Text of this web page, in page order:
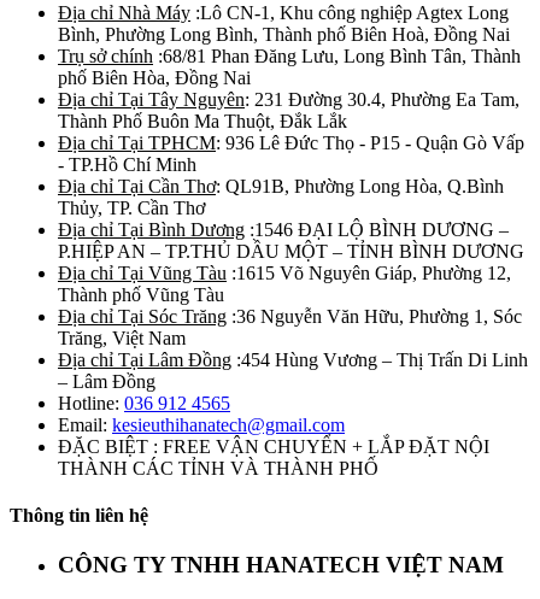
Địa chỉ Nhà Máy :Lô CN-1, Khu công nghiệp Agtex Long
Bình, Phường Long Bình, Thành phố Biên Hoà, Đồng Nai
Trụ sở chính :68/81 Phan Đăng Lưu, Long Bình Tân, Thành
phố Biên Hòa, Đồng Nai
Địa chỉ Tại Tây Nguyên: 231 Đường 30.4, Phường Ea Tam,
Thành Phố Buôn Ma Thuột, Đắk Lắk
Địa chỉ Tại TPHCM: 936 Lê Đức Thọ - P15 - Quận Gò Vấp
- TP.Hồ Chí Minh
Địa chỉ Tại Cần Thơ: QL91B, Phường Long Hòa, Q.Bình
Thủy, TP. Cần Thơ
Địa chỉ Tại Bình Dương :1546 ĐẠI LỘ BÌNH DƯƠNG –
P.HIỆP AN – TP.THỦ DẦU MỘT – TỈNH BÌNH DƯƠNG
Địa chỉ Tại Vũng Tàu :1615 Võ Nguyên Giáp, Phường 12,
Thành phố Vũng Tàu
Địa chỉ Tại Sóc Trăng :36 Nguyễn Văn Hữu, Phường 1, Sóc
Trăng, Việt Nam
Địa chỉ Tại Lâm Đồng :454 Hùng Vương – Thị Trấn Di Linh
– Lâm Đồng
Hotline: 036 912 4565
Email: kesieuthihanatech@gmail.com
ĐẶC BIỆT : FREE VẬN CHUYỂN + LẮP ĐẶT NỘI
THÀNH CÁC TỈNH VÀ THÀNH PHỐ
Thông tin liên hệ
CÔNG TY TNHH HANATECH VIỆT NAM